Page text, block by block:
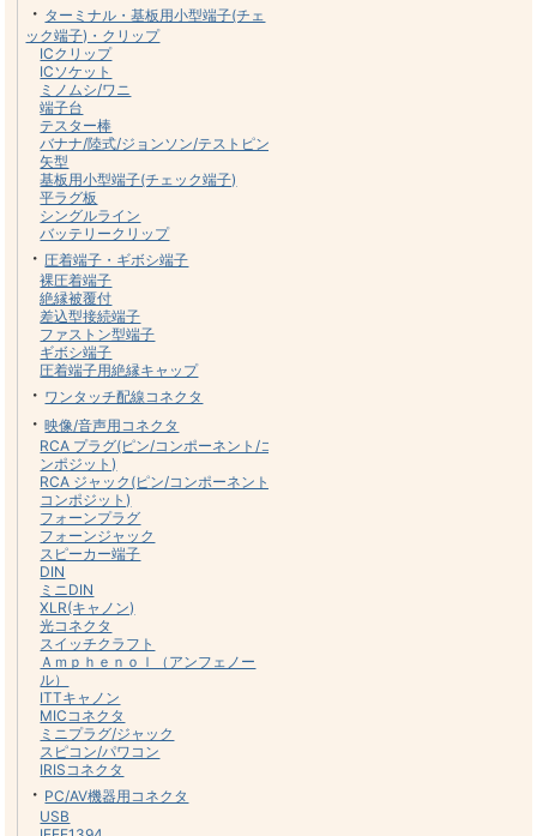
・ ターミナル・基板用小型端子(チェ
ック端子)・クリップ
ICクリップ
ICソケット
ミノムシ/ワニ
端子台
テスター棒
バナナ/陸式/ジョンソン/テストピン/
矢型
基板用小型端子(チェック端子)
平ラグ板
シングルライン
バッテリークリップ
・圧着端子・ギボシ端子
裸圧着端子
絶縁被覆付
差込型接続端子
ファストン型端子
ギボシ端子
圧着端子用絶縁キャップ
・ ワンタッチ配線コネクタ
・映像/音声用コネクタ
RCA プラグ(ピン/コンポーネント/コ
ンポジット)
RCA ジャック(ピン/コンポーネント/
コンポジット)
フォーンプラグ
フォーンジャック
スピーカー端子
DIN
ミニDIN
XLR(キャノン)
光コネクタ
スイッチクラフト
Ａｍｐｈｅｎｏｌ（アンフェノー
ル）
ITTキャノン
MICコネクタ
ミニプラグ/ジャック
スピコン/パワコン
IRISコネクタ
・ PC/AV機器用コネクタ
USB